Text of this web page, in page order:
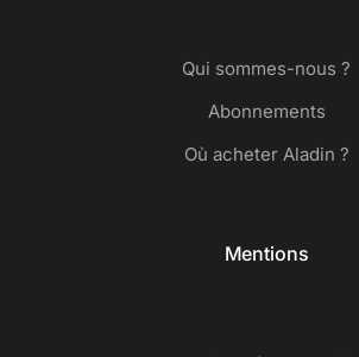
Qui sommes-nous ?
Abonnements
Où acheter Aladin ?
Mentions